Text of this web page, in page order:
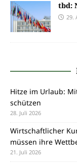
tbd:
29.
Hitze im Urlaub:
schützen
28. Juli 2026
Wirtschaftlicher
müssen ihre
21. Juli 2026